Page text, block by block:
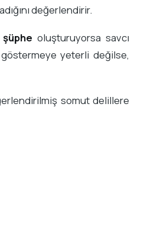
değerlendirir.
oluşturuyorsa savcı
yeterli değilse,
somut delillere